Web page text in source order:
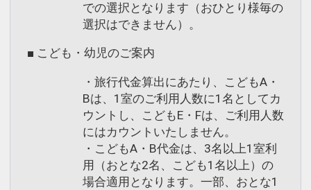
での選択となります（おひとり様毎の
選択はできません）。
■ こども・幼児のご案内
・旅行代金算出にあたり、こどもA・
Bは、1室のご利用人数に1名としてカ
ウントし、こどもE・Fは、ご利用人数
にはカウントいたしません。
・こどもA・B代金は、3名以上1室利
用（おとな2名、こども1名以上）の
場合適用となります。一部、おとな1